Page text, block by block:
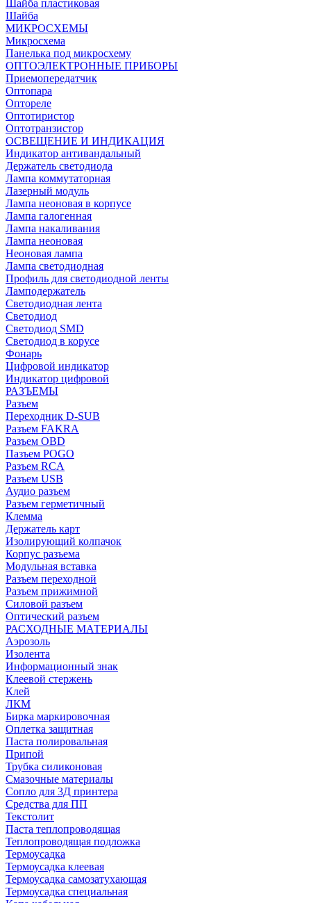
Шайба пластиковая
Шайба
МИКРОСХЕМЫ
Микросхема
Панелька под микросхему
ОПТОЭЛЕКТРОННЫЕ ПРИБОРЫ
Приемопередатчик
Оптопара
Оптореле
Оптотиристор
Оптотранзистор
ОСВЕЩЕНИЕ И ИНДИКАЦИЯ
Индикатор антивандальный
Держатель светодиода
Лампа коммутаторная
Лазерный модуль
Лампа неоновая в корпусе
Лампа галогенная
Лампа накаливания
Лампа неоновая
Неоновая лампа
Лампа светодиодная
Профиль для светодиодной ленты
Ламподержатель
Светодиодная лента
Светодиод
Светодиод SMD
Светодиод в корусе
Фонарь
Цифровой индикатор
Индикатор цифровой
РАЗЪЕМЫ
Разъем
Переходник D-SUB
Разъем FAKRA
Разъем OBD
Пазъем POGO
Разъем RCA
Разъем USB
Аудио разъем
Разъем герметичный
Клемма
Держатель карт
Изолирующий колпачок
Корпус разъема
Модульная вставка
Разъем переходной
Разъем прижимной
Силовой разъем
Оптический разъем
РАСХОДНЫЕ МАТЕРИАЛЫ
Аэрозоль
Изолента
Информационный знак
Клеевой стержень
Клей
ЛКМ
Бирка маркировочная
Оплетка защитная
Паста полировальная
Припой
Трубка силиконовая
Смазочные материалы
Сопло для 3Д принтера
Средства для ПП
Текстолит
Паста теплопроводящая
Теплопроводящая подложка
Термоусадка
Термоусадка клеевая
Термоусадка самозатухающая
Термоусадка специальная